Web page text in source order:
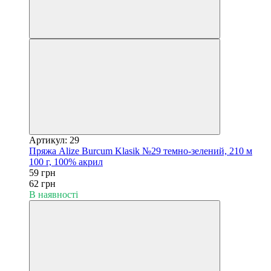
Артикул: 29
Пряжа Alize Burcum Klasik №29 темно-зелений, 210 м
100 г, 100% акрил
59 грн
62 грн
В наявності